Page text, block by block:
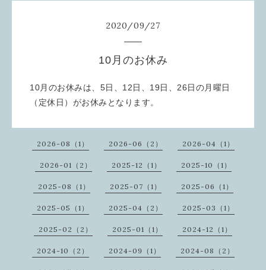
2020/09/27
10月のお休み
10月のお休みは、5日、12日、19日、26日の月曜日
（定休日）がお休みとなります。
2026-08（1） 2026-06（2） 2026-04（1）
2026-01（2） 2025-12（1） 2025-10（1）
2025-08（1） 2025-07（1） 2025-06（1）
2025-05（1） 2025-04（2） 2025-03（1）
2025-02（2） 2025-01（1） 2024-12（1）
2024-10（2） 2024-09（1） 2024-08（2）